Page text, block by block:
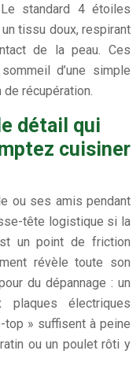
standard 4 étoiles
un tissu doux, respirant
de la peau. Ces
d’une simple
récupération.
détail qui
cuisiner
ou ses amis pendant
tête logistique si la
un point de friction
révèle toute son
du dépannage : un
électriques
» suffisent à peine
ou un poulet rôti y